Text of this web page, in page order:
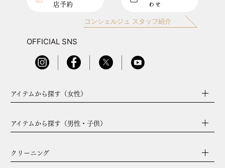
店予約
わせ
コンシェルジュ スタッフ紹介
OFFICIAL SNS
アイテムから探す（女性）
アイテムから探す（男性・子供）
クリーニング